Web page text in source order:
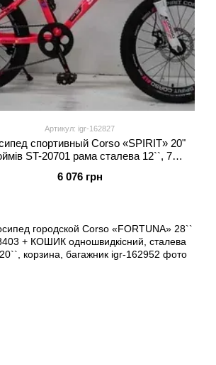
Артикул: igr-162827
спортивный Corso «SPIRIT» 20"
ST-20701 рама сталева 12``, 7
6 076 грн